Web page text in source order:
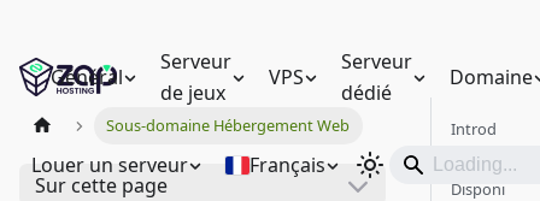
Général
Serveur
de jeux
VPS
Serveur
dédié
Domaine
Louer un serveur Français
Sous-domaine Hébergement Web
Sur cette page
Introd
uction
Disponi